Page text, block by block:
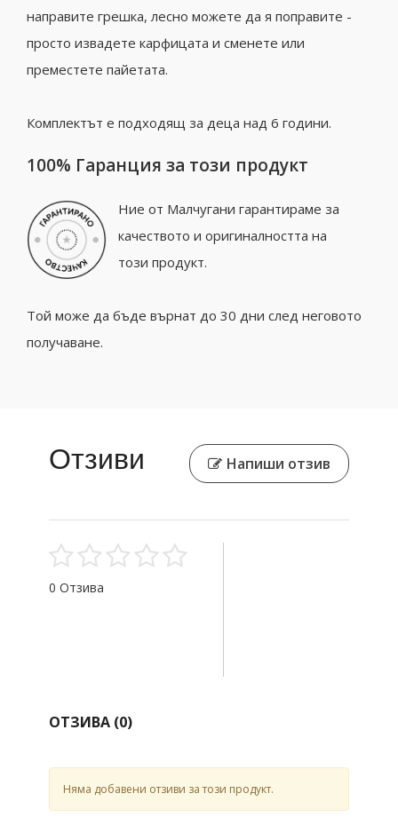
направите грешка, лесно можете да я поправите -
просто извадете карфицата и сменете или
преместете пайетата.
Комплектът е подходящ за деца над 6 години.
100% Гаранция за този продукт
Ние от Малчугани гарантираме за
качеството и оригиналността на
този продукт.
Той може да бъде върнат до 30 дни след неговото
получаване.
Отзиви Напиши отзив
0 Отзива
ОТЗИВА (0)
Няма добавени отзиви за този продукт.